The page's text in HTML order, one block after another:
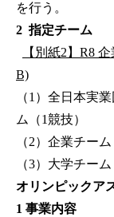
を行う。
2 指定チーム
【別紙2】R8
B)
（1）全日本
ム（1競技
（2）企業チ
（3）大学チ
オリンピックア
1 事業内容